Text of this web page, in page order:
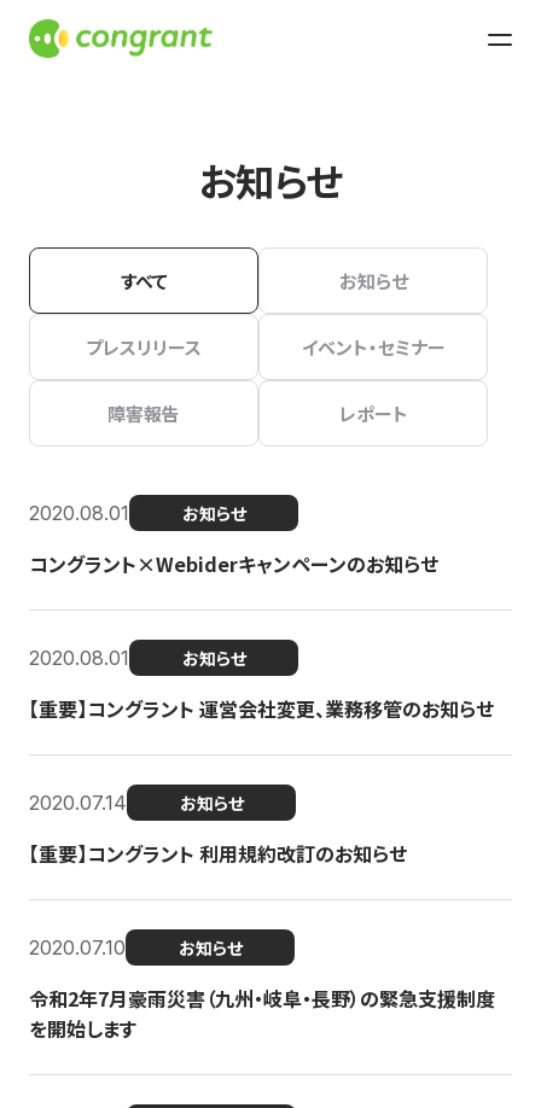
お知らせ
すべて お知らせ
プレスリリース イベント・セミナー
障害報告 レポート
2020.08.01 お知らせ
コングラント×Webiderキャンペーンのお知らせ
2020.08.01 お知らせ
【重要】コングラント 運営会社変更、業務移管のお知らせ
2020.07.14 お知らせ
【重要】コングラント 利用規約改訂のお知らせ
2020.07.10 お知らせ
令和2年7月豪雨災害（九州・岐阜・長野）の緊急支援制度
を開始します